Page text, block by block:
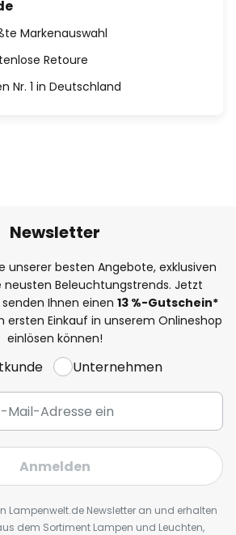
Markenauswahl
Retoure
Nr. 1 in Deutschland
Newsletter
unserer besten Angebote, exklusiven
neusten Beleuchtungstrends. Jetzt
Ihnen einen 13 %-Gutschein*
ersten Einkauf in unserem Onlineshop
einlösen können!
Unternehmen
Anmelden
Lampenwelt.de Newsletter an und erhalten
dem Sortiment Lampen und Leuchten,